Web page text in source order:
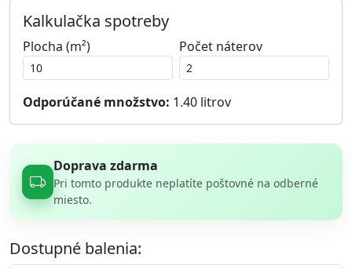
Kalkulačka spotreby
Plocha (m²) Počet náterov
Odporúčané množstvo: 1.40 litrov
Doprava zdarma
Pri tomto produkte neplatíte poštovné na odberné
miesto.
Dostupné balenia: